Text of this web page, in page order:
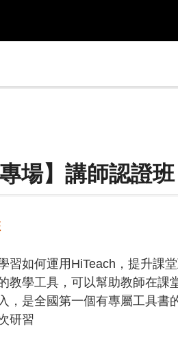
專場】講師認證
習如何運用HiTeach，提升課
教學工具，可以幫助教師在課
，是全國第一個有專屬工具書
研習